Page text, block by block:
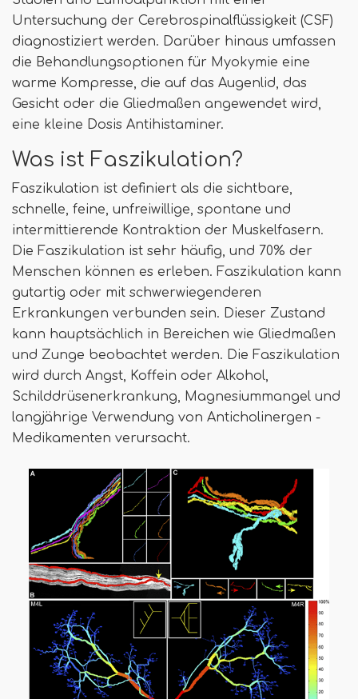
Untersuchung der Cerebrospinalflüssigkeit (CSF)
diagnostiziert werden. Darüber hinaus umfassen
die Behandlungsoptionen für Myokymie eine
warme Kompresse, die auf das Augenlid, das
Gesicht oder die Gliedmaßen angewendet wird,
eine kleine Dosis Antihistaminer.
Was ist Faszikulation?
Faszikulation ist definiert als die sichtbare,
schnelle, feine, unfreiwillige, spontane und
intermittierende Kontraktion der Muskelfasern.
Die Faszikulation ist sehr häufig, und 70% der
Menschen können es erleben. Faszikulation kann
gutartig oder mit schwerwiegenderen
Erkrankungen verbunden sein. Dieser Zustand
kann hauptsächlich in Bereichen wie Gliedmaßen
und Zunge beobachtet werden. Die Faszikulation
wird durch Angst, Koffein oder Alkohol,
Schilddrüsenerkrankung, Magnesiummangel und
langjährige Verwendung von Anticholinergen -
Medikamenten verursacht.